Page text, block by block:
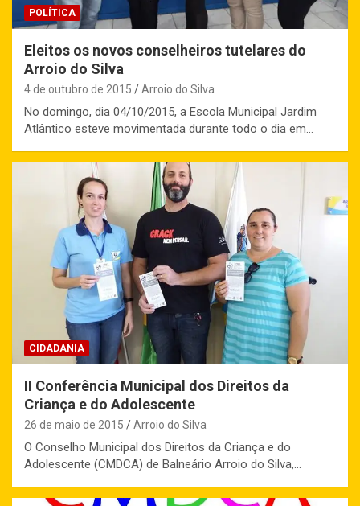
POLÍTICA
Eleitos os novos conselheiros tutelares do
Arroio do Silva
4 de outubro de 2015 Arroio do Silva
No domingo, dia 04/10/2015, a Escola Municipal Jardim
Atlântico esteve movimentada durante todo o dia em…
CIDADANIA
II Conferência Municipal dos Direitos da
Criança e do Adolescente
26 de maio de 2015 Arroio do Silva
O Conselho Municipal dos Direitos da Criança e do
Adolescente (CMDCA) de Balneário Arroio do Silva,…